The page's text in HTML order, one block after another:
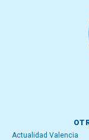
Actualidad Valencia